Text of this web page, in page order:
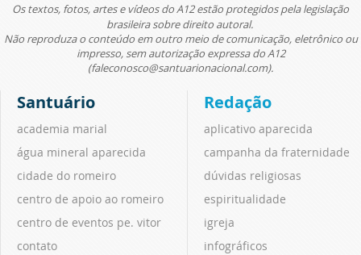
Os textos, fotos, artes e vídeos do A12 estão protegidos pela legislação
brasileira sobre direito autoral.
Não reproduza o conteúdo em outro meio de comunicação, eletrônico ou
impresso, sem autorização expressa do A12
(faleconosco@santuarionacional.com).
Santuário
academia marial
água mineral aparecida
cidade do romeiro
centro de apoio ao romeiro
centro de eventos pe. vitor
contato
Redação
aplicativo aparecida
campanha da fraternidade
dúvidas religiosas
espiritualidade
igreja
infográficos